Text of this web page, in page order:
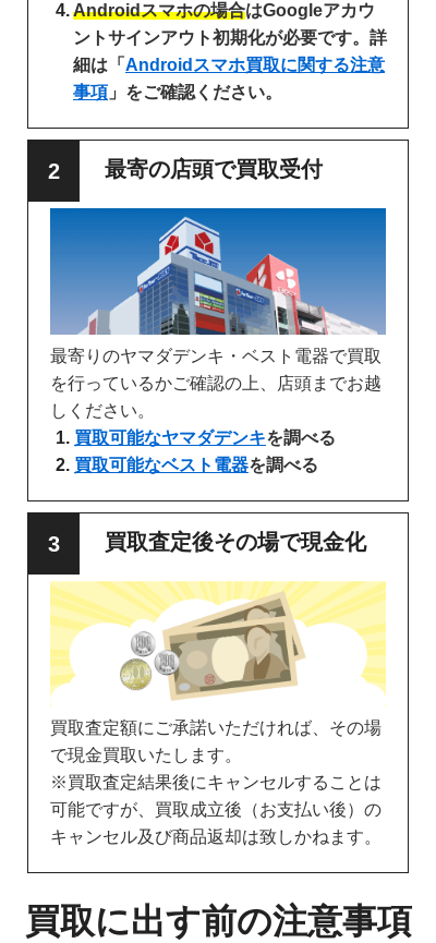
Androidスマホの場合はGoogleアカウ
ントサインアウト初期化が必要です。詳
細は「 Androidスマホ買取に関する注意
事項 」をご確認ください。
最寄の店頭で買取受付
最寄りのヤマダデンキ・ベスト電器で買取
を行っているかご確認の上、店頭までお越
しください。
買取可能なヤマダデンキを調べる
買取可能なベスト電器を調べる
買取査定後その場で現金化
買取査定額にご承諾いただければ、その場
で現金買取いたします。
※買取査定結果後にキャンセルすることは
可能ですが、買取成立後（お支払い後）の
キャンセル及び商品返却は致しかねます。
買取に出す前の注意事項